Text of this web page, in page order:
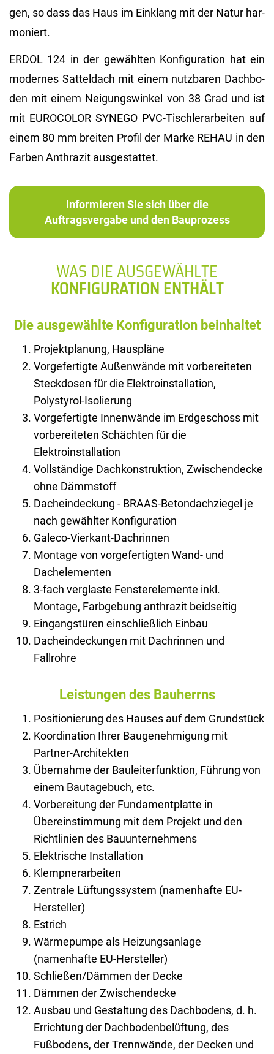
gen, so dass das Haus im Ein­klang mit der Natur har­
mo­niert.
ERDOL 124 in der ge­wähl­ten Kon­fi­gu­ra­ti­on hat ein
mo­der­nes Sat­tel­dach mit einem nutz­ba­ren Dach­bo­
den mit einem Nei­gungs­win­kel von 38 Grad und ist
mit EU­RO­CO­LOR SYN­EGO PVC-Tisch­ler­ar­bei­ten auf
einem 80 mm brei­ten Pro­fil der Marke REHAU in den
Far­ben An­thra­zit aus­ge­stat­tet.
Informieren Sie sich über die
Auftragsvergabe und den Bauprozess
WAS DIE AUSGEWÄHLTE
KONFIGURATION ENTHÄLT
Die ausgewählte Konfiguration beinhaltet
Projektplanung, Hauspläne
Vorgefertigte Außenwände mit vorbereiteten
Steckdosen für die Elektroinstallation,
Polystyrol-Isolierung
Vorgefertigte Innenwände im Erdgeschoss mit
vorbereiteten Schächten für die
Elektroinstallation
Vollständige Dachkonstruktion, Zwischendecke
ohne Dämmstoff
Dacheindeckung - BRAAS-Betondachziegel je
nach gewählter Konfiguration
Galeco-Vierkant-Dachrinnen
Montage von vorgefertigten Wand- und
Dachelementen
3-fach verglaste Fensterelemente inkl.
Montage, Farbgebung anthrazit beidseitig
Eingangstüren einschließlich Einbau
Dacheindeckungen mit Dachrinnen und
Fallrohre
Leistungen des Bauherrns
Positionierung des Hauses auf dem Grundstück
Koordination Ihrer Baugenehmigung mit
Partner-Architekten
Übernahme der Bauleiterfunktion, Führung von
einem Bautagebuch, etc.
Vorbereitung der Fundamentplatte in
Übereinstimmung mit dem Projekt und den
Richtlinien des Bauunternehmens
Elektrische Installation
Klempnerarbeiten
Zentrale Lüftungssystem (namenhafte EU-
Hersteller)
Estrich
Wärmepumpe als Heizungsanlage
(namenhafte EU-Hersteller)
Schließen/Dämmen der Decke
Dämmen der Zwischendecke
Ausbau und Gestaltung des Dachbodens, d. h.
Errichtung der Dachbodenbelüftung, des
Fußbodens, der Trennwände, der Decken und